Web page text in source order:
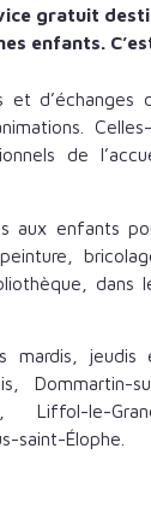
gratuit
enfants.
et d’échanges
de
aux enfants
dans
mardis, jeudis
Dommartin-
le-
saint-Élophe.